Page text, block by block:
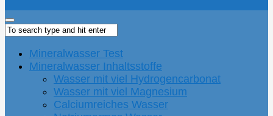
Mineralwasser Test
Mineralwasser Inhaltsstoffe
Wasser mit viel Hydrogencarbonat
Wasser mit viel Magnesium
Calciumreiches Wasser